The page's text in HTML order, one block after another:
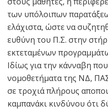
των υπόλοιπων
ελάχιστα, ώστε να
ευθύνη του Π.Σ. στην
εκτεταμένων
Ιδίως για την κάνναβη
νομοθετήματα της ΝΔ,
σε τροχιά πλήρους
καμπανάκι κινδύνου ότι